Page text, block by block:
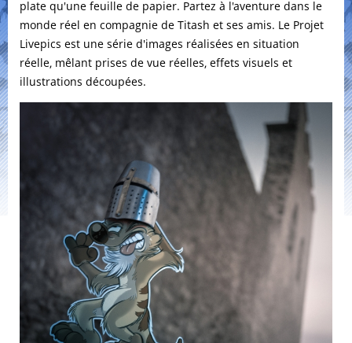
plate qu'une feuille de papier. Partez à l'aventure dans le
monde réel en compagnie de Titash et ses amis. Le Projet
Livepics est une série d'images réalisées en situation
réelle, mêlant prises de vue réelles, effets visuels et
illustrations découpées.